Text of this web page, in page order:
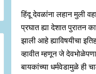
हिंदू देवळांना लहान मुली
प्रघात ह्या देशात पुरातन
झाली आहे ह्याविषयीचा
व्हावीत म्हणून जे
बायकांच्या धर्मवेडामुळे ही